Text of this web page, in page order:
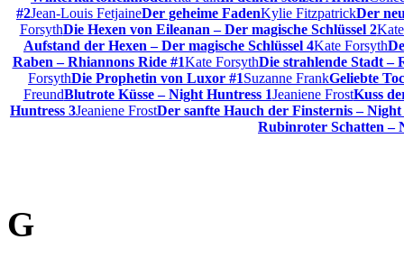
#2Jean-Louis FetjaineDer geheime FadenKylie FitzpatrickDer
ForsythDie Hexen von Eileanan – Der magische Schlüssel 2
Aufstand der Hexen – Der magische Schlüssel 4Kate Forsyth
Raben – Rhiannons Ride #1Kate ForsythDie strahlende Stadt –
ForsythDie Prophetin von Luxor #1Suzanne FrankGeliebte
FreundBlutrote Küsse – Night Huntress 1Jeaniene FrostKuss
Huntress 3Jeaniene FrostDer sanfte Hauch der Finsternis – Night
Rubinroter Schatten –
G